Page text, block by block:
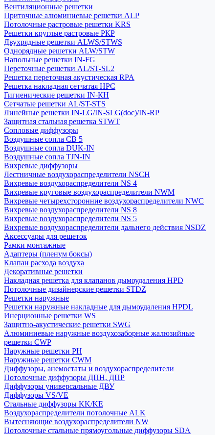
Вентиляционные решетки
Приточные алюминиевые решетки ALP
Потолочные растровые решетки KRS
Решетки круглые растровые РКР
Двухрядные решетки ALWS/STWS
Однорядные решетки ALW/STW
Напольные решетки IN-FG
Переточные решетки AL/ST-SL2
Решетка переточная акустическая RPA
Решетка накладная сетчатая НРС
Гигиенические решетки IN-КН
Сетчатые решетки AL/ST-STS
Линейные решетки IN-LG/IN-SLG(doc)/IN-RP
Защитная стальная решетка STWT
Сопловые диффузоры
Воздушные сопла СВ 5
Воздушные сопла DUK-IN
Воздушные сопла TJN-IN
Вихревые диффузоры
Лестничные воздухораспределители NSCH
Вихревые воздухораспределители NS 4
Вихревые круговые воздухораспределители NWM
Вихревые четырехсторонние воздухораспределители NWC
Вихревые воздухораспределители NS 8
Вихревые воздухораспределители NS 5
Вихревые воздухораспределители дальнего действия NSDZ
Аксессуары для решеток
Рамки монтажные
Адаптеры (пленум боксы)
Клапан расхода воздуха
Декоративные решетки
Накладная решетка для клапанов дымоудаления HPD
Потолочные дизайнерские решетки STDZ
Решетки наружные
Решетки наружные накладные для дымоудаления HPDL
Инерционные решетки WS
Защитно-акустические решетки SWG
Алюминиевые наружные воздухозаборные жалюзийные
решетки CWP
Наружные решетки РН
Наружные решетки CWM
Диффузоры, анемостаты и воздухораспределители
Потолочные диффузоры ДПН, ДПР
Диффузоры универсальные ДВУ
Диффузоры VS/VE
Стальные диффузоры KK/KE
Воздухораспределители потолочные ALK
Вытесняющие воздухораспределители NW
Потолочные стальные прямоугольные диффузоры SDA